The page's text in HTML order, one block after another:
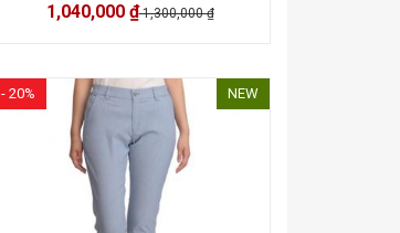
1,040,000 ₫1,300,000 ₫
- 20% NEW